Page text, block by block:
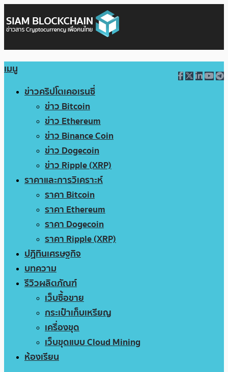
เมนู
ข่าวคริปโตเคอเรนซี่
ข่าว Bitcoin
ข่าว Ethereum
ข่าว Binance Coin
ข่าว Dogecoin
ข่าว Ripple (XRP)
ราคาและการวิเคราะห์
ราคา Bitcoin
ราคา Ethereum
ราคา Dogecoin
ราคา Ripple (XRP)
ปฏิทินเศรษฐกิจ
บทความ
รีวิวผลิตภัณฑ์
เว็บซื้อขาย
กระเป๋าเก็บเหรียญ
เครื่องขุด
เว็บขุดแบบ Cloud Mining
ห้องเรียน